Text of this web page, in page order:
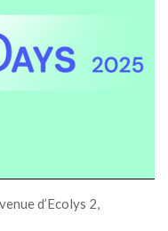
d’Ecolys 2,